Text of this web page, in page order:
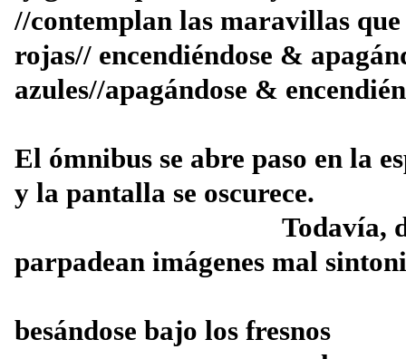
//contemplan las maravillas
rojas// encendiéndose &
azules//apagándose &
El ómnibus se abre paso en la
y la pantalla se oscurece.
Todavía,
parpadean imágenes mal
besándose bajo los fresnos